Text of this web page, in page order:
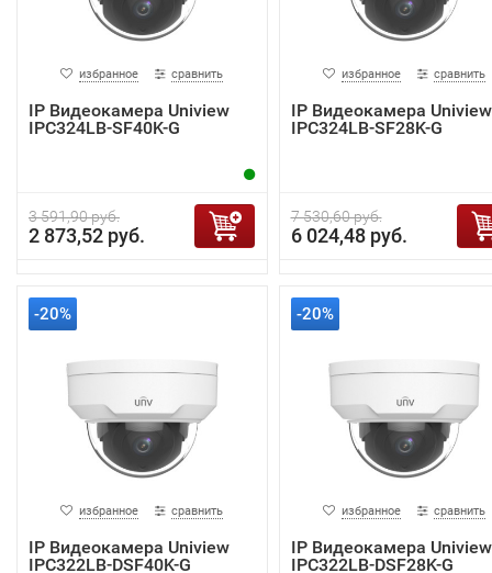
избранное сравнить
IP Видеокамера Uniview
IPC324LB-SF40K-G
3 591,90 руб.
2 873,52 руб.
избранное сравнить
IP Видеокамера Uniview
IPC324LB-SF28K-G
7 530,60 руб.
6 024,48 руб.
-20%
избранное сравнить
IP Видеокамера Uniview
IPC322LB-DSF40K-G
-20%
избранное сравнить
IP Видеокамера Uniview
IPC322LB-DSF28K-G